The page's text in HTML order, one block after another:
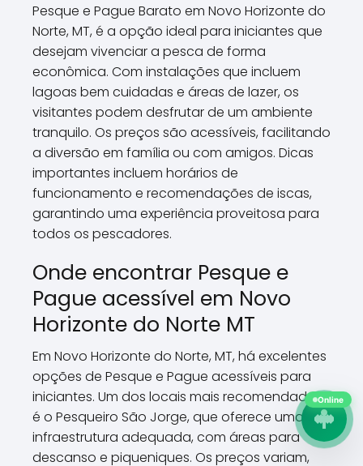
Pesque e Pague Barato em Novo Horizonte do
Norte, MT, é a opção ideal para iniciantes que
desejam vivenciar a pesca de forma
econômica. Com instalações que incluem
lagoas bem cuidadas e áreas de lazer, os
visitantes podem desfrutar de um ambiente
tranquilo. Os preços são acessíveis, facilitando
a diversão em família ou com amigos. Dicas
importantes incluem horários de
funcionamento e recomendações de iscas,
garantindo uma experiência proveitosa para
todos os pescadores.
Onde encontrar Pesque e
Pague acessível em Novo
Horizonte do Norte MT
Em Novo Horizonte do Norte, MT, há excelentes
opções de Pesque e Pague acessíveis para
iniciantes. Um dos locais mais recomendados
é o Pesqueiro São Jorge, que oferece uma
infraestrutura adequada, com áreas para
descanso e piqueniques. Os preços variam,
Online